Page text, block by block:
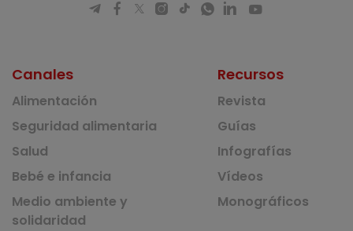
Canales
Alimentación
Seguridad alimentaria
Salud
Bebé e infancia
Medio ambiente y
solidaridad
Recursos
Revista
Guías
Infografías
Vídeos
Monográficos